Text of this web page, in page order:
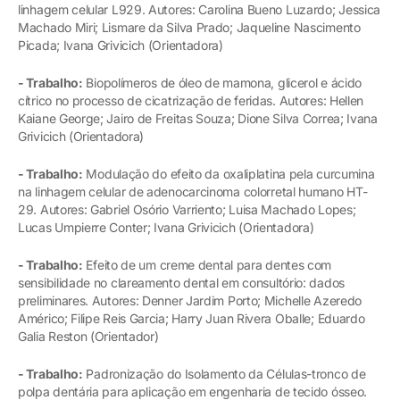
linhagem celular L929. Autores: Carolina Bueno Luzardo; Jessica
Machado Miri; Lismare da Silva Prado; Jaqueline Nascimento
Picada; Ivana Grivicich (Orientadora)
- Trabalho: Biopolímeros de óleo de mamona, glicerol e ácido
cítrico no processo de cicatrização de feridas. Autores: Hellen
Kaiane George; Jairo de Freitas Souza; Dione Silva Correa; Ivana
Grivicich (Orientadora)
- Trabalho: Modulação do efeito da oxaliplatina pela curcumina
na linhagem celular de adenocarcinoma colorretal humano HT-
29. Autores: Gabriel Osório Varriento; Luisa Machado Lopes;
Lucas Umpierre Conter; Ivana Grivicich (Orientadora)
- Trabalho: Efeito de um creme dental para dentes com
sensibilidade no clareamento dental em consultório: dados
preliminares. Autores: Denner Jardim Porto; Michelle Azeredo
Américo; Filipe Reis Garcia; Harry Juan Rivera Oballe; Eduardo
Galia Reston (Orientador)
- Trabalho: Padronização do Isolamento da Células-tronco de
polpa dentária para aplicação em engenharia de tecido ósseo.